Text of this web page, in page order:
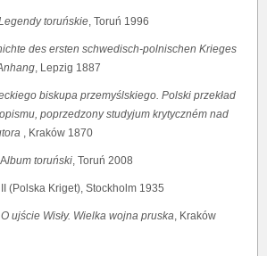
toruńskie, Toruń 1996
des ersten schwedisch-polnischen Krieges
, Lepzig 1887
biskupa przemyślskiego. Polski przekład
poprzedzony studyjum krytyczném nad
, Kraków 1870
lbum toruński, Toruń 2008
(Polska Kriget), Stockholm 1935
O ujście Wisły. Wielka wojna pruska, Kraków